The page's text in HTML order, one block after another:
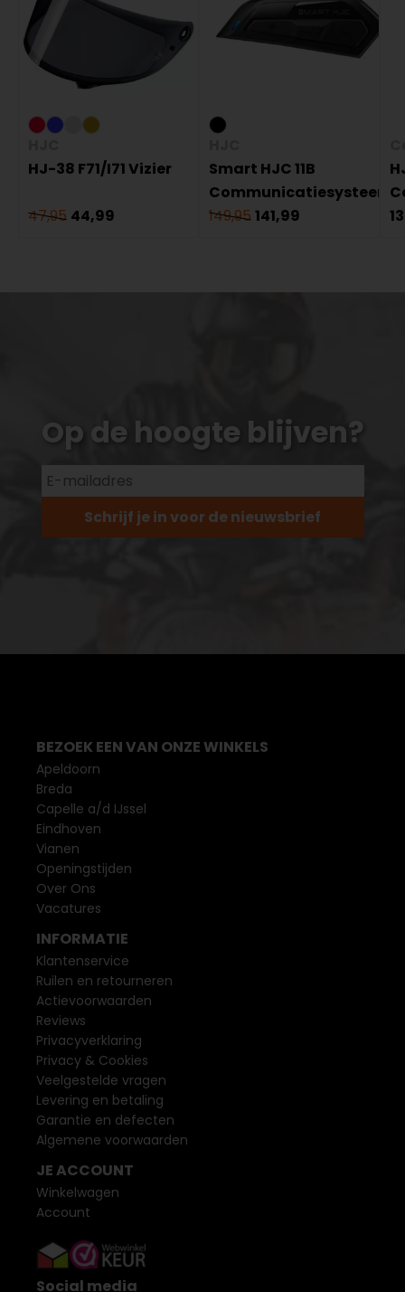
HJ-38 F71/I71 Vizier
47,95 44,99
Smart HJC 11B
Communicatiesysteem
149,95 141,99
Op de hoogte blijven?
Schrijf je in voor de nieuwsbrief
BEZOEK EEN VAN ONZE WINKELS
Apeldoorn
Breda
Capelle a/d IJssel
Eindhoven
Vianen
Openingstijden
Over Ons
Vacatures
INFORMATIE
Klantenservice
Ruilen en retourneren
Actievoorwaarden
Reviews
Privacyverklaring
Privacy & Cookies
Veelgestelde vragen
Levering en betaling
Garantie en defecten
Algemene voorwaarden
JE ACCOUNT
Winkelwagen
Account
Social media